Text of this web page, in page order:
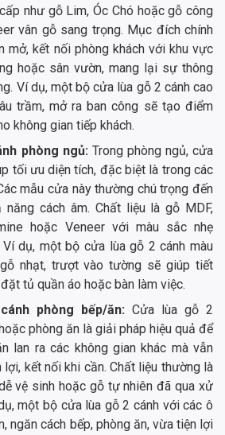
như gỗ Lim, Óc Chó hoặc gỗ công
vân gỗ sang trọng. Mục đích chính
mở, kết nối phòng khách với khu vực
hoặc sân vườn, mang lại sự thông
Ví dụ, một bộ cửa lùa gỗ 2 cánh cao
trầm, mở ra ban công sẽ tạo điểm
không gian tiếp khách.
phòng ngủ: Trong phòng ngủ, cửa
tối ưu diện tích, đặc biệt là trong các
mẫu cửa này thường chú trọng đến
cách âm. Chất liệu là gỗ MDF,
hoặc Veneer với màu sắc nhẹ
Ví dụ, một bộ cửa lùa gỗ 2 cánh màu
nhạt, trượt vào tường sẽ giúp tiết
tủ quần áo hoặc bàn làm việc.
phòng bếp/ăn: Cửa lùa gỗ 2
phòng ăn là giải pháp hiệu quả để
lan ra các không gian khác mà vẫn
kết nối khi cần. Chất liệu thường là
vệ sinh hoặc gỗ tự nhiên đã qua xử
một bộ cửa lùa gỗ 2 cánh với các ô
ngăn cách bếp, phòng ăn, vừa tiện lợi